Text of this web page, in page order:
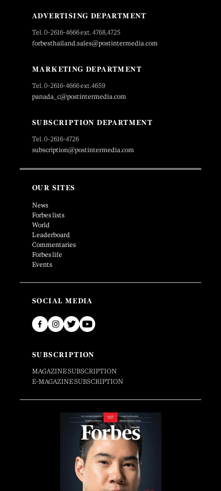
ADVERTISING DEPARTMENT
Tel. 0-2616-4666 ext. 4768,4725
forbesthailand.sales@postintermedia.com
MARKETING DEPARTMENT
Tel. 0-2616-4666 ext.4659
panada_c@postintermedia.com
SUBSCRIPTION DEPARTMENT
Tel. 0-2616-4726
subscription@postintermedia.com
OUR SITES
News
Forbes lists
World
Leaderboard
Commentaries
Forbes life
Events
SOCIAL MEDIA
SUBSCRIPTION
MAGAZINE SUBSCRIPTION
E-MAGAZINE SUBSCRIPTION